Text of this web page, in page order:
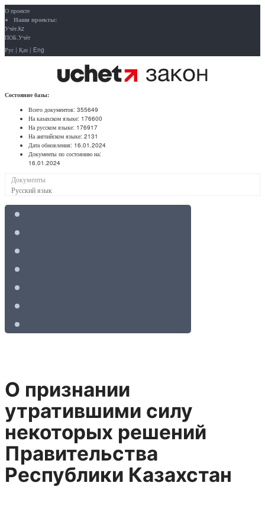
О проекте
Наши проекты:
Учёт.kz
ПОБ.Учёт
Рус | Қаз | Eng
Состояние базы:
Всего документов: 355649
На казахском языке: 176600
На русском языке: 176917
На английском языке: 2131
Дата обновления: 16.01.2024
Документы по состоянию на:
16.01.2024
Документы
Русский язык
О признании
утратившими силу
некоторых решений
Правительства
Республики Казахстан